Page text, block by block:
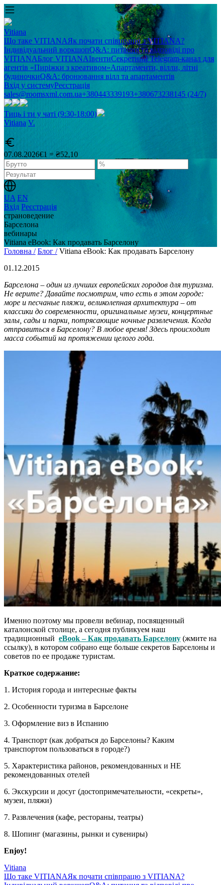
Vitiana
Що таке VITIANAЯк почати співпрацю з VITIANA?
Індивідуальний воркшопQ&A: питання та відповіді про
VITIANAБлог VITIANAІвентиСекретний Telegram-канал для
агентів «Пиріжки з креативом»Апартаменти, вілли, літні
будиночкиQ&A: бронювання вілл та апартаментів
Вхід у системуРеєстрація
sales@roomsxml.com.ua+380443339193+380673238145 (24/7)
Тиць і ти у чаті (9:30-18:00)
Vitiana V.
07.08.2026€1 = ₴52,10
UA EN
Вхід Реєстрація
cтрановедение
Барселона
вебинары
Vitiana eBook: Как продавать Барселону
Головна / Блог / Vitiana eBook: Как продавать Барселону
01.12.2015
Барселона – один из лучших европейских городов для туризма.
Не верите? Давайте посмотрим, что есть в этом городе:
море и песчаные пляжи, великолепная архитектура – от
классики до современности, оригинальные музеи, концертные
залы, сады и парки, потрясающие ночные развлечения. Когда
отправиться в Барселону? В любое время! Здесь происходит
масса событий на протяжении целого года.
Именно поэтому мы провели вебинар, посвященный
каталонской столице, а сегодня публикуем наш
традиционный eBook – Как продавать Барселону (жмите на
ссылку), в котором собрано еще больше секретов Барселоны и
советов по ее продаже туристам.
Краткое содержание:
1. История города и интересные факты
2. Особенности туризма в Барселоне
3. Оформление виз в Испанию
4. Транспорт (как добраться до Барселоны? Каким
транспортом пользоваться в городе?)
5. Характеристика районов, рекомендованных и НЕ
рекомендованных отелей
6. Экскурсии и досуг (достопримечательности, «секреты»,
музеи, пляжи)
7. Развлечения (кафе, рестораны, театры)
8. Шопинг (магазины, рынки и сувениры)
Enjoy!
Vitiana
Що таке VITIANAЯк почати співпрацю з VITIANA?